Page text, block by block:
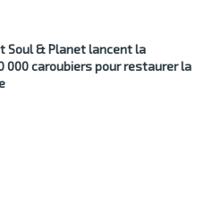
Soul & Planet lancent la
000 caroubiers pour restaurer la